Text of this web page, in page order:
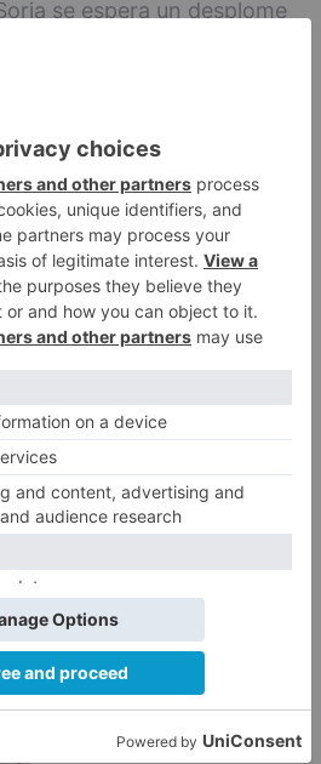
se espera un desplome
con una ligera
temperaturas en algunas
todo apunta a que este año
podrían cumplir su
traer un episodio de frío
meteoroogía Tiempo
LO + VISTO
Castillo y se viste de líder en el
estreno de la Vuelta a Burgos
Un incendio intencionado
calcina el tobogán del parque
infantil del Barrio del Pilar de